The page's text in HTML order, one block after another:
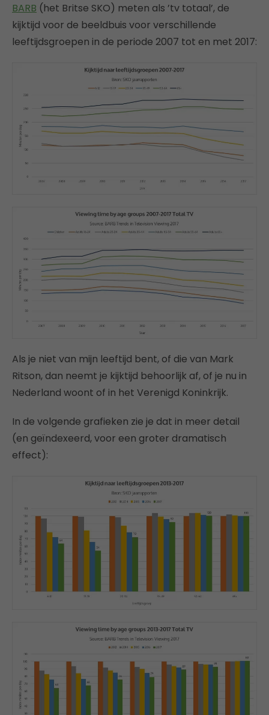
BARB (het Britse SKO) meten als ’tv totaal’, de
kijktijd voor de beeldbuis voor verschillende
leeftijdsgroepen in de periode 2007 tot en met 2017:
Als je niet van mijn leeftijd bent, of die van Mark
Ritson, dan neemt je kijktijd behoorlijk af, of je nu in
Nederland woont of in het Verenigd Koninkrijk.
In de volgende grafieken zie je dat in meer detail
(en geïndexeerd, voor een groter dramatisch
effect):